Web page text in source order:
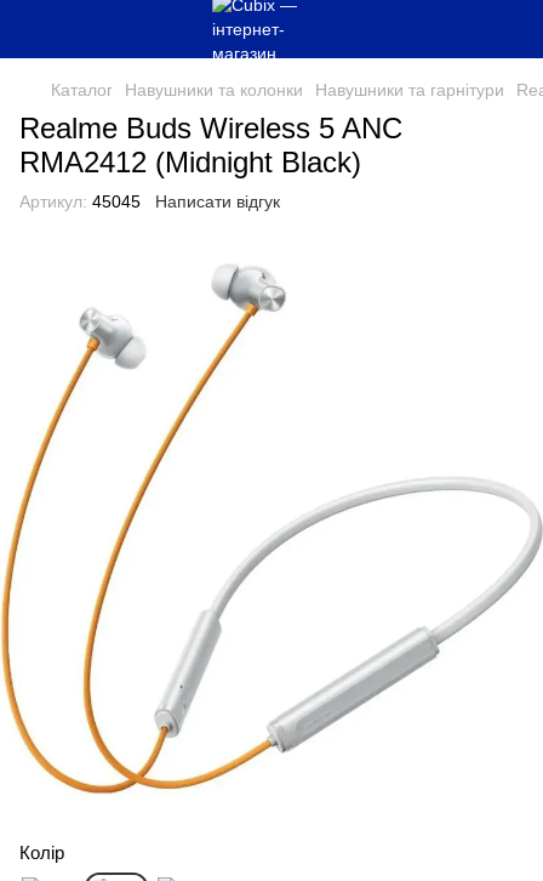
Каталог Навушники та колонки Навушники та гарнітури
Realme Buds Wireless 5 ANC
RMA2412 (Midnight Black)
Артикул: 45045 Написати відгук
Колір